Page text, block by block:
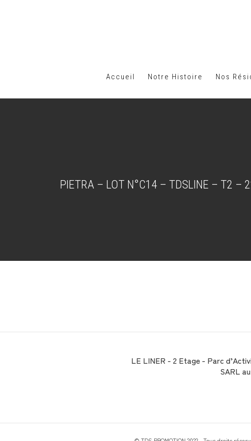
Accueil Notre Histoire Nos
PIETRA – LOT N°C14 – TDSLINE – T2 –
LE LINER - 2 Etage - Parc
SARL